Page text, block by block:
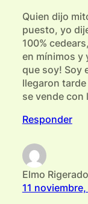
Quien dijo
puesto, yo
100%
en mínimos y
que soy! Soy
llegaron
se vende con
Responder
Elmo Rigerado
11